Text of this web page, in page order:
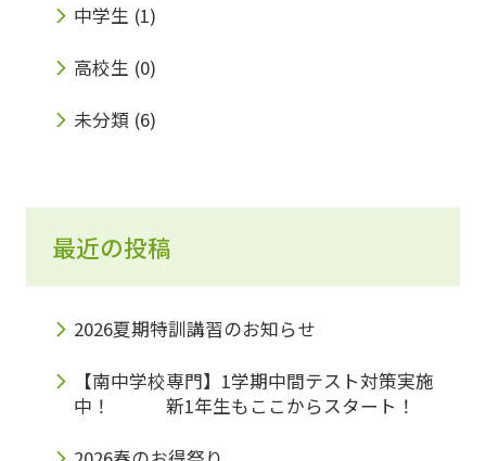
中学生 (1)
高校生 (0)
未分類 (6)
最近の投稿
2026夏期特訓講習のお知らせ
【南中学校専門】1学期中間テスト対策実施
中！ 新1年生もここからスタート！